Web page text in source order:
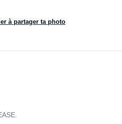
à partager ta photo